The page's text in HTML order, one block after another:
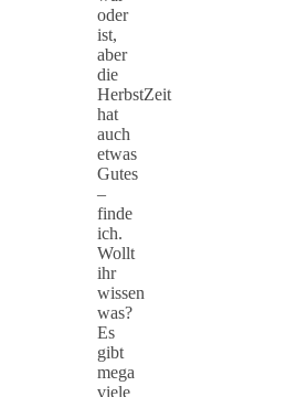
oder
ist,
aber
die
HerbstZeit
hat
auch
etwas
Gutes
–
finde
ich.
Wollt
ihr
wissen
was?
Es
gibt
mega
viele